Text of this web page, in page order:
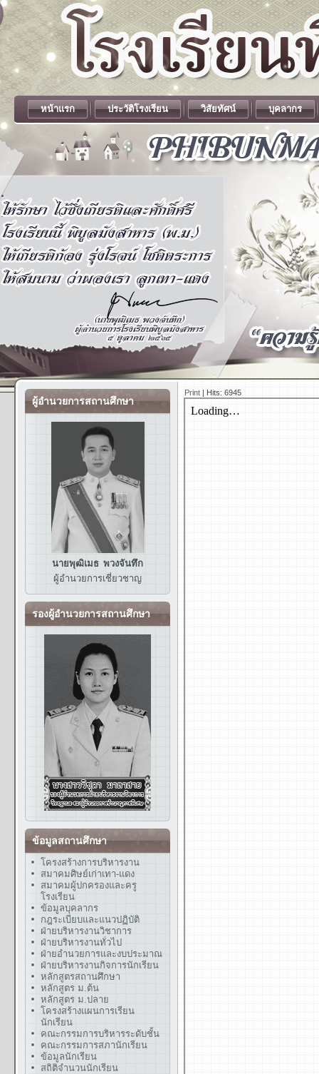
.
.
หน้าแรก ประวัติโรงเรียน วิสัยทัศน์ บุคลากร
ผู้อำนวยการสถานศึกษา
นายพุฒิเมธ พวงจันทึก
ผู้อำนวยการเชี่ยวชาญ
รองผู้อำนวยการสถานศึกษา
ข้อมูลสถานศึกษา
โครงสร้างการบริหารงาน
สมาคมศิษย์เก่าเทา-แดง
สมาคมผู้ปกครองและครู
โรงเรียน
ข้อมูลบุคลากร
กฎระเบียบและแนวปฏิบัติ
ฝ่ายบริหารงานวิชาการ
ฝ่ายบริหารงานทั่วไป
ฝ่ายอำนวยการและงบประมาณ
ฝ่ายบริหารงานกิจการนักเรียน
หลักสูตรสถานศึกษา
หลักสูตร ม.ต้น
หลักสูตร ม.ปลาย
โครงสร้างแผนการเรียน
นักเรียน
คณะกรรมการบริหารระดับชั้น
คณะกรรมการสภานักเรียน
ข้อมูลนักเรียน
สถิติจำนวนนักเรียน
Print | Hits: 6945